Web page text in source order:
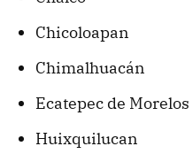
Chicoloapan
Chimalhuacán
Ecatepec de Morelos
Huixquilucan